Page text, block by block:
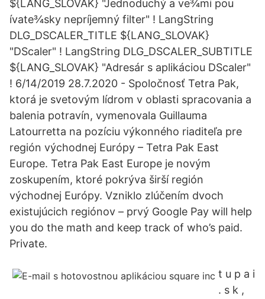
${LANG_SLOVAK} "Jednoduchý a ve¾mi pou
ívate¾sky nepríjemný filter" ! LangString
DLG_DSCALER_TITLE ${LANG_SLOVAK}
"DScaler" ! LangString DLG_DSCALER_SUBTITLE
${LANG_SLOVAK} "Adresár s aplikáciou DScaler"
! 6/14/2019 28.7.2020 - Spoločnosť Tetra Pak,
ktorá je svetovým lídrom v oblasti spracovania a
balenia potravín, vymenovala Guillauma
Latourretta na pozíciu výkonného riaditeľa pre
región východnej Európy – Tetra Pak East
Europe. Tetra Pak East Europe je novým
zoskupením, ktoré pokrýva širší región
východnej Európy. Vzniklo zlúčením dvoch
existujúcich regiónov – prvý Google Pay will help
you do the math and keep track of who’s paid.
Private.
t u p a i
. s k ,